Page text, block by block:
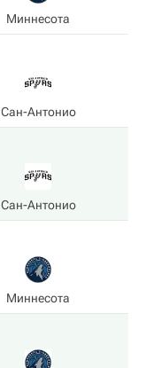
Миннесота
Сан-Антонио
Сан-Антонио
Миннесота